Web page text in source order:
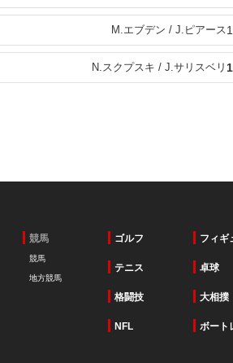
M.エブデン / J.ピアース1
N.スクプスキ / J.サリスベリ 1
競馬
競馬
地方競馬
ゴルフ フィギ
テニス 卓球
格闘技 大相撲
NFL ボート